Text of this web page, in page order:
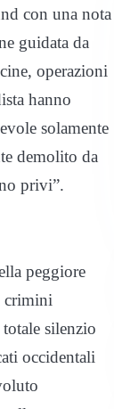
con una nota
guidata da
operazioni
hanno
solamente
demolito da
privi”.
peggiore
crimini
silenzio
occidentali